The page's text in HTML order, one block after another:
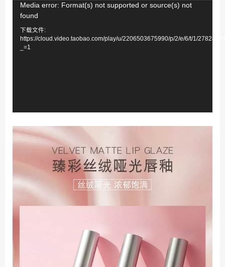
视
频
Media error: Format(s) not supported or source(s) not
found
下载文件:
https://cloud.video.taobao.com/play/u/2206503675990/p/2/e/6/t/1/
_=1